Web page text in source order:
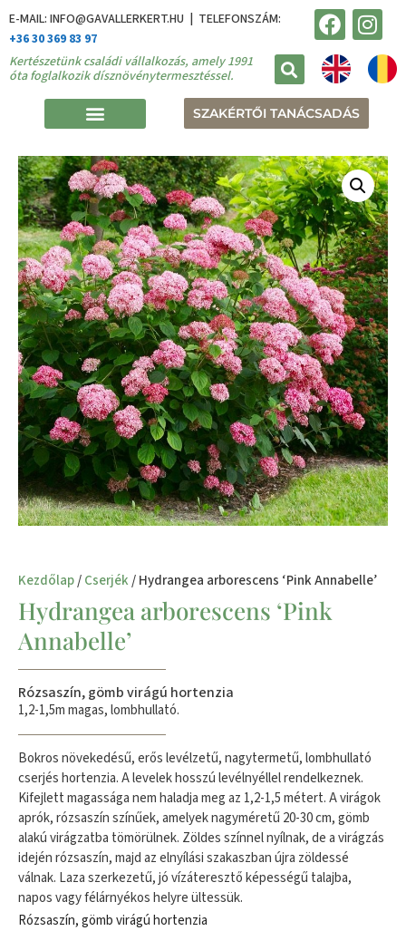
E-MAIL: INFO@GAVALLERKERT.HU | TELEFONSZÁM:
+36 30 369 83 97
Kertészetünk családi vállalkozás, amely 1991
óta foglalkozik dísznövénytermesztéssel.
SZAKÉRTŐI TANÁCSADÁS
Kezdőlap/Cserjék/ Hydrangea arborescens ‘Pink Annabelle’
Hydrangea arborescens ‘Pink
Annabelle’
Rózsaszín, gömb virágú hortenzia
1,2-1,5m magas, lombhullató.
Bokros növekedésű, erős levélzetű, nagytermetű, lombhullató
cserjés hortenzia. A levelek hosszú levélnyéllel rendelkeznek.
Kifejlett magassága nem haladja meg az 1,2-1,5 métert. A virágok
aprók, rózsaszín színűek, amelyek nagyméretű 20-30 cm, gömb
alakú virágzatba tömörülnek. Zöldes színnel nyílnak, de a virágzás
idején rózsaszín, majd az elnyílási szakaszban újra zöldessé
válnak. Laza szerkezetű, jó vízáteresztő képességű talajba,
napos vagy félárnyékos helyre ültessük.
Rózsaszín, gömb virágú hortenzia